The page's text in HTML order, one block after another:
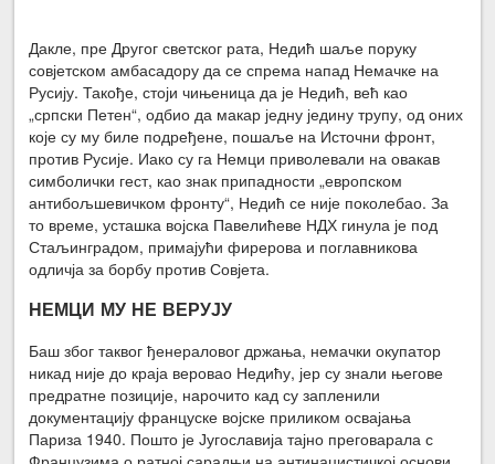
Дакле, пре Другог светског рата, Недић шаље поруку
совјетском амбасадору да се спрема напад Немачке на
Русију. Такође, стоји чињеница да је Недић, већ као
„српски Петен“, одбио да макар једну једину трупу, од оних
које су му биле подређене, пошаље на Источни фронт,
против Русије. Иако су га Немци приволевали на овакав
симболички гест, као знак припадности „европском
антибољшевичком фронту“, Недић се није поколебао. За
то време, усташка војска Павелићеве НДХ гинула је под
Стаљинградом, примајући фирерова и поглавникова
одличја за борбу против Совјета.
НЕМЦИ МУ НЕ ВЕРУЈУ
Баш због таквог ђенераловог држања, немачки окупатор
никад није до краја веровао Недићу, јер су знали његове
предратне позиције, нарочито кад су запленили
документацију француске војске приликом освајања
Париза 1940. Пошто је Југославија тајно преговарала с